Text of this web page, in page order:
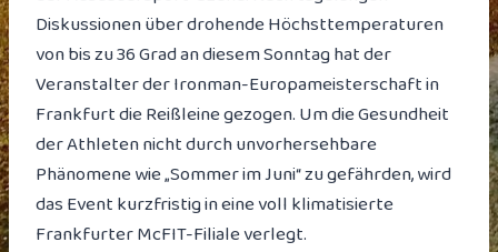
Diskussionen über drohende Höchsttemperaturen
von bis zu 36 Grad an diesem Sonntag hat der
Veranstalter der Ironman-Europameisterschaft in
Frankfurt die Reißleine gezogen. Um die Gesundheit
der Athleten nicht durch unvorhersehbare
Phänomene wie „Sommer im Juni“ zu gefährden, wird
das Event kurzfristig in eine voll klimatisierte
Frankfurter McFIT-Filiale verlegt.